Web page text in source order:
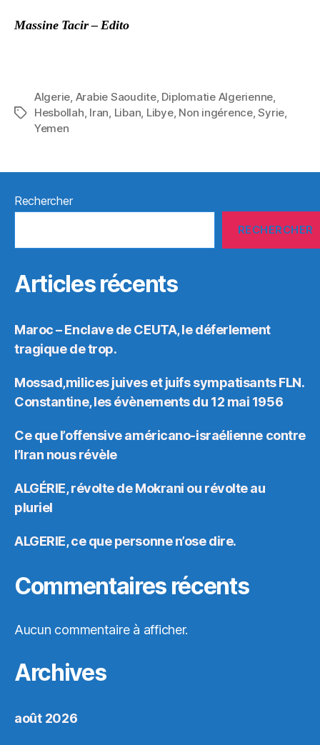
Massine Tacir – Edito
Étiquettes
Algerie, Arabie Saoudite, Diplomatie Algerienne,
Hesbollah, Iran, Liban, Libye, Non ingérence,Syrie,
Yemen
Rechercher
RECHERCHER
Articles récents
Maroc – Enclave de CEUTA, le déferlement
tragique de trop.
Mossad,milices juives et juifs sympatisants FLN.
Constantine, les évènements du 12 mai 1956
Ce que l’offensive américano-israélienne contre
l’Iran nous révèle
ALGÉRIE, révolte de Mokrani ou révolte au
pluriel
ALGERIE, ce que personne n’ose dire.
Commentaires récents
Aucun commentaire à afficher.
Archives
août 2026